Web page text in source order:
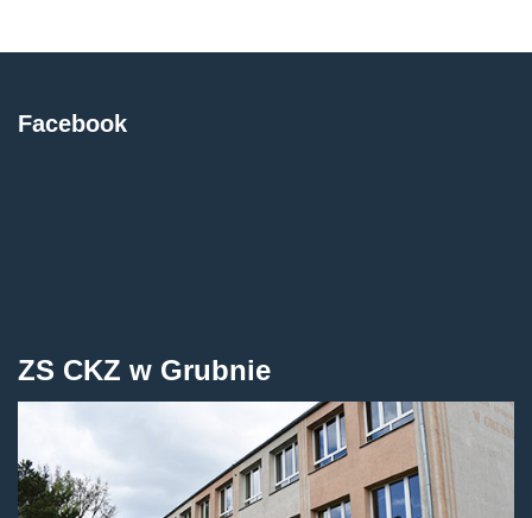
Facebook
ZS CKZ w Grubnie